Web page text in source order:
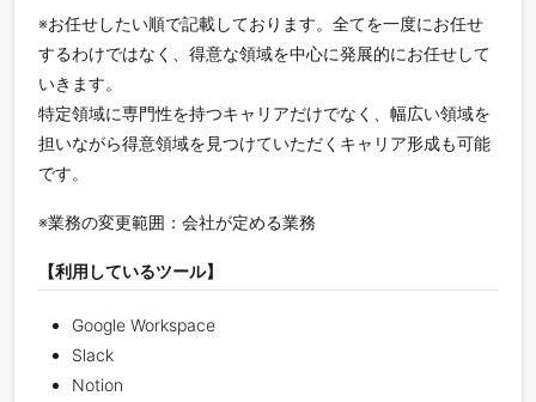
※お任せしたい順で記載しております。全てを一度にお任せ
するわけではなく、得意な領域を中心に発展的にお任せして
いきます。
特定領域に専門性を持つキャリアだけでなく、幅広い領域を
担いながら得意領域を見つけていただくキャリア形成も可能
です。
※業務の変更範囲：会社が定める業務
【利用しているツール】
Google Workspace
Slack
Notion